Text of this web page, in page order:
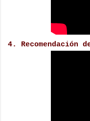
4. Recomendación